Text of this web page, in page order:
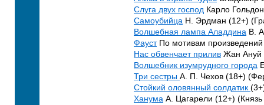
Слуга двух господ Карло
Самоубийца Н. Эрдман (12+)
Волшебная лампа Аладдина В.
ФаустПо мотивам
Нас обвенчает прилив Жан Ануй
Волшебник изумрудного города
Три сестры А. П. Чехов (18+)
Стойкий оловянный солдатик
Ханума А. Цагарели (12+)